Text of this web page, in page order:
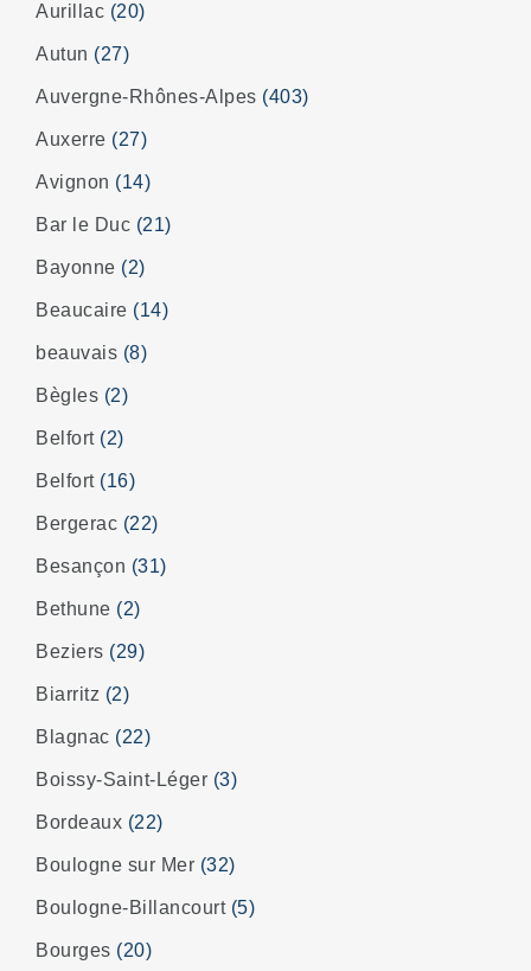
Aurillac (20)
Autun (27)
Auvergne-Rhônes-Alpes (403)
Auxerre (27)
Avignon (14)
Bar le Duc (21)
Bayonne (2)
Beaucaire (14)
beauvais (8)
Bègles (2)
Belfort (2)
Belfort (16)
Bergerac (22)
Besançon (31)
Bethune (2)
Beziers (29)
Biarritz (2)
Blagnac (22)
Boissy-Saint-Léger (3)
Bordeaux (22)
Boulogne sur Mer (32)
Boulogne-Billancourt (5)
Bourges (20)